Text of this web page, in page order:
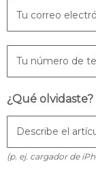
Tu correo
Tu número de
¿Qué olvidaste?
Describe el
(p. ej. cargador de